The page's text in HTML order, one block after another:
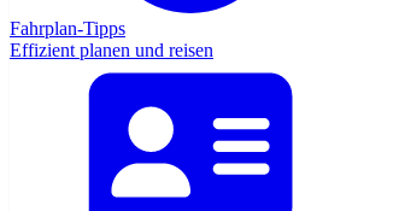
Fahrplan-Tipps
Effizient planen und reisen